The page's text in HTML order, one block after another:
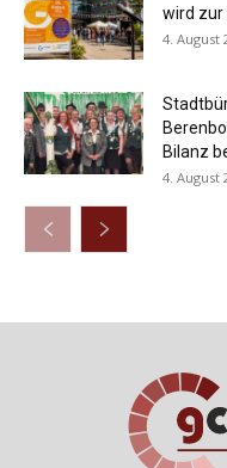
wird zur
4. August
Bilanz
4. August